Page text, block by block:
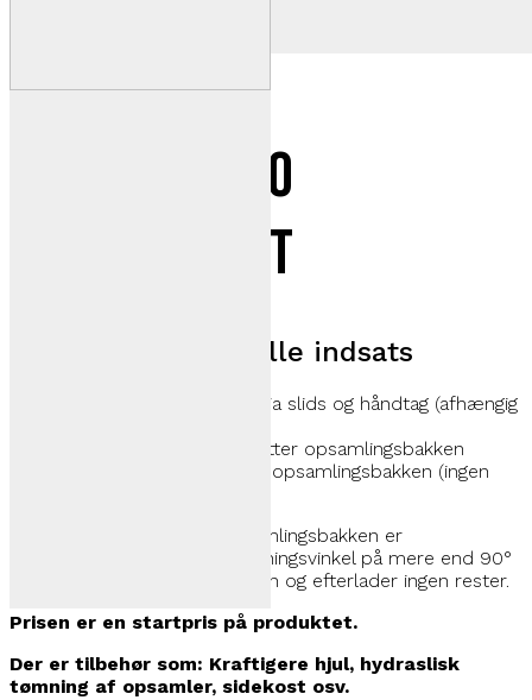
Optimal 2300
bagmonteret
Store områder – lille indsats
• Børsten kan højdejusteres via slids og håndtag (afhængig
• Slidstærke plastiksko beskytter opsamlingsbakken
• Fri fejning mulig ved at løfte opsamlingsbakken (ingen
Systemet til tømning af opsamlingsbakken er
overbevisende: Med en afbøjningsvinkel på mere end 90°
falder alt affaldet ud af bakken og efterlader ingen rester.
Prisen er en startpris på produktet.
Der er tilbehør som: Kraftigere hjul, hydraslisk
tømning af opsamler, sidekost osv.